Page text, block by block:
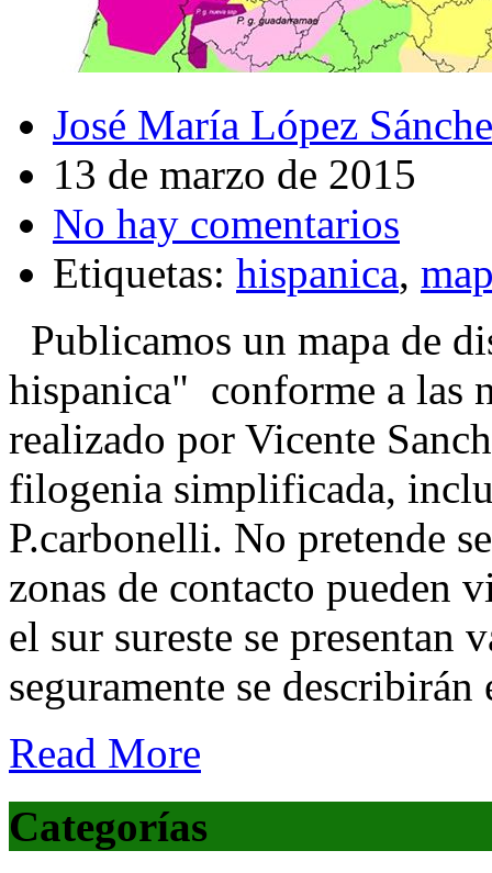
José María López
13 de marzo de 2015
No hay comentarios
Etiquetas: hispanica,
Publicamos un mapa de
hispanica" conforme a las
realizado por Vicente
filogenia simplificada,
P.carbonelli. No pretende
zonas de contacto pueden
el sur sureste se presentan
seguramente se
Read More
Categorías